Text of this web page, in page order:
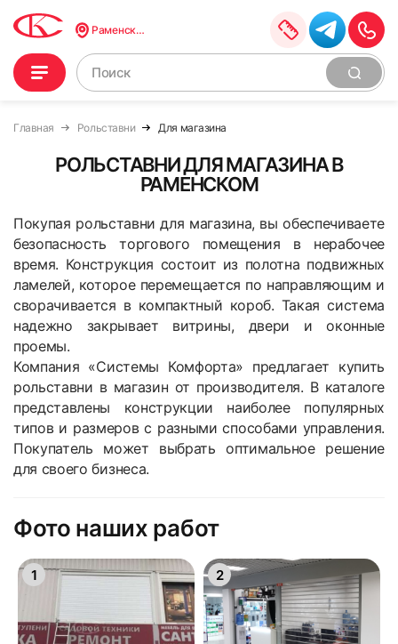
Раменское
Главная Рольставни Для магазина
РОЛЬСТАВНИ ДЛЯ МАГАЗИНА В
РАМЕНСКОМ
Покупая рольставни для магазина, вы обеспечиваете
безопасность торгового помещения в нерабочее
время. Конструкция состоит из полотна подвижных
ламелей, которое перемещается по направляющим и
сворачивается в компактный короб. Такая система
надежно закрывает витрины, двери и оконные
проемы.
Компания «Системы Комфорта» предлагает купить
рольставни в магазин от производителя. В каталоге
представлены конструкции наиболее популярных
типов и размеров с разными способами управления.
Покупатель может выбрать оптимальное решение
для своего бизнеса.
Фото наших работ
1 2